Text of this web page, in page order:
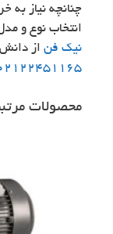
چنانچه نیاز به
انتخاب نوع و
نیک فن از
محصولات